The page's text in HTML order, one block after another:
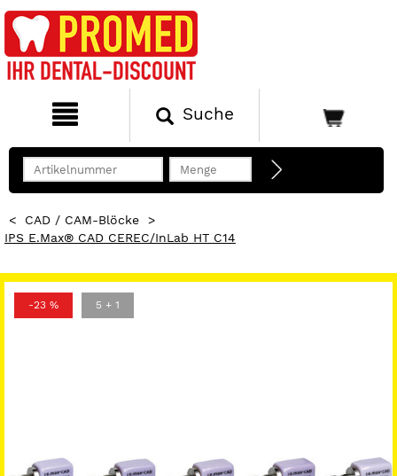
Suche
< CAD / CAM-Blöcke
>
IPS E.max® CAD CEREC/inLab HT C14
-23 % 5 + 1